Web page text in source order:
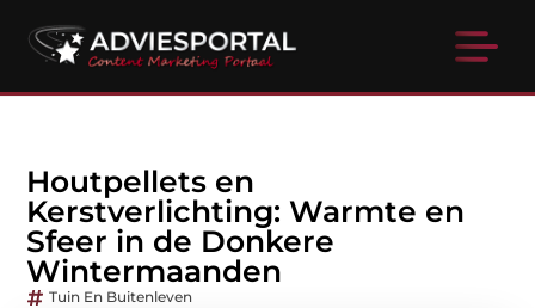
Houtpellets en
Kerstverlichting: Warmte en
Sfeer in de Donkere
Wintermaanden
Tuin En Buitenleven